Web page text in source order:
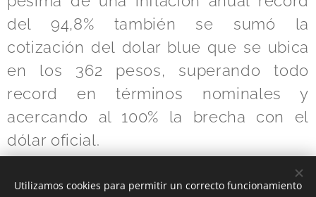
del 94,8% también se sumó la
cotización del dolar blue que se ubica
en los 362 pesos, superando todo
record en términos nominales y
acercando al 100% la brecha con el
dólar oficial.
Share
Utilizamos cookies para permitir un correcto funcionamiento